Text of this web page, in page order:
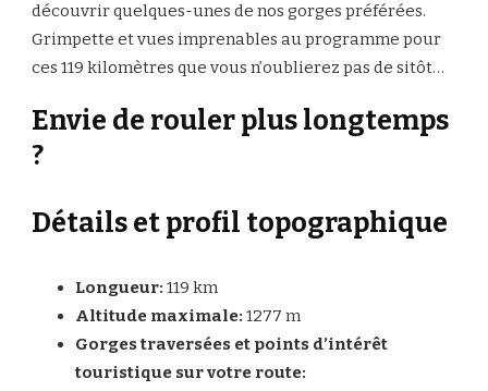
découvrir quelques-unes de nos gorges préférées.
Grimpette et vues imprenables au programme pour
ces 119 kilomètres que vous n’oublierez pas de sitôt…
Envie de rouler plus longtemps
?
Détails et profil topographique
Longueur: 119 km
Altitude maximale: 1277 m
Gorges traversées et points d’intérêt
touristique sur votre route: